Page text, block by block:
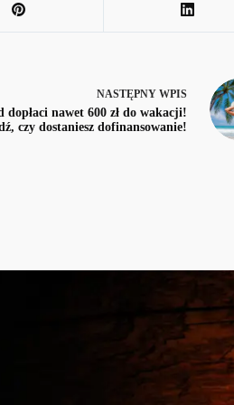
NASTĘPNY WPIS
dopłaci nawet 600 zł do wakacji!
czy dostaniesz dofinansowanie!